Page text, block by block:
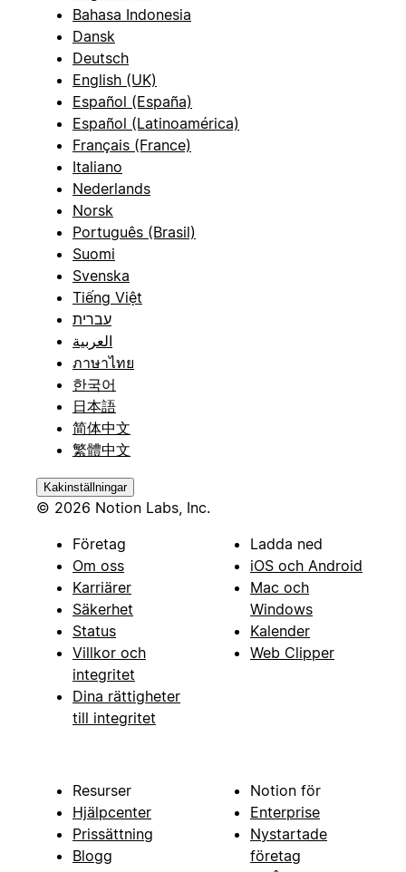
Bahasa Indonesia
Dansk
Deutsch
English (UK)
Español (España)
Español (Latinoamérica)
Français (France)
Italiano
Nederlands
Norsk
Português (Brasil)
Suomi
Svenska
Tiếng Việt
עברית
العربية
ภาษาไทย
한국어
日本語
简体中文
繁體中文
Kakinställningar
© 2026 Notion Labs, Inc.
Företag
Om oss
Karriärer
Säkerhet
Status
Villkor och
integritet
Dina rättigheter
till integritet
Ladda ned
iOS och Android
Mac och
Windows
Kalender
Web Clipper
Resurser
Hjälpcenter
Prissättning
Blogg
Notion för
Enterprise
Nystartade
företag